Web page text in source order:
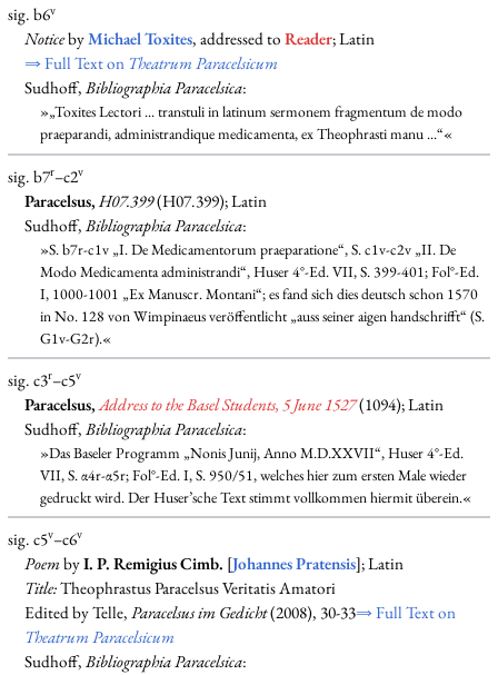
sig. b6v
NoticebyMichael Toxites, addressed toReader; Latin
⇒ Full Text on Theatrum Paracelsicum
Sudhoff,Bibliographia Paracelsica:
»„Toxites Lectori ... transtuli in latinum sermonem fragmentum de modo
praeparandi, administrandique medicamenta, ex Theophrasti manu ...“«
sig. b7r–c2v
Paracelsus,H07.399(H07.399); Latin
Sudhoff,Bibliographia Paracelsica:
»S. b7r-c1v „I. De Medicamentorum praeparatione“, S. c1v-c2v „II. De
Modo Medicamenta administrandi“, Huser 4°-Ed. VII, S. 399-401; Fol°-Ed.
I, 1000-1001 „Ex Manuscr. Montani“; es fand sich dies deutsch schon 1570
in No. 128 von Wimpinaeus veröffentlicht „auss seiner aigen handschrifft“ (S.
G1v-G2r).«
sig. c3r–c5v
Paracelsus,Address to the Basel Students, 5 June 1527(1094); Latin
Sudhoff,Bibliographia Paracelsica:
»Das Baseler Programm „Nonis Junij, Anno M.D.XXVII“, Huser 4°-Ed.
VII, S. α4r-α5r; Fol°-Ed. I, S. 950/51, welches hier zum ersten Male wieder
gedruckt wird. Der Huser’sche Text stimmt vollkommen hiermit überein.«
sig. c5v–c6v
PoembyI. P. Remigius Cimb. [Johannes Pratensis]; Latin
Title:Theophrastus Paracelsus Veritatis Amatori
Edited by Telle,Paracelsus im Gedicht(2008), 30-33⇒ Full Text on
Theatrum Paracelsicum
Sudhoff,Bibliographia Paracelsica: